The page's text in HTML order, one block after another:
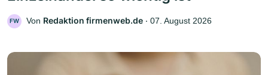
FW Von Redaktion firmenweb.de ‧ 07. August 2026